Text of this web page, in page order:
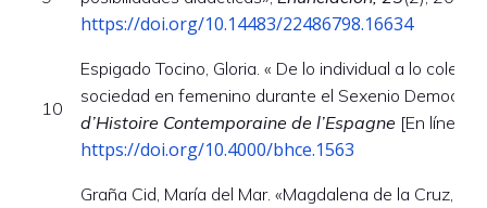
https://doi.org/10.14483/22486798.16634
10
Espigado Tocino, Gloria. « De lo individual a lo
sociedad en femenino durante el Sexenio
d’Histoire Contemporaine de l’Espagne [En línea],
https://doi.org/10.4000/bhce.1563
Graña Cid, María del Mar. «Magdalena de la Cruz, de